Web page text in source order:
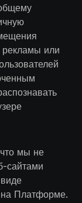
или
мы не
сайтами
на Платформе.